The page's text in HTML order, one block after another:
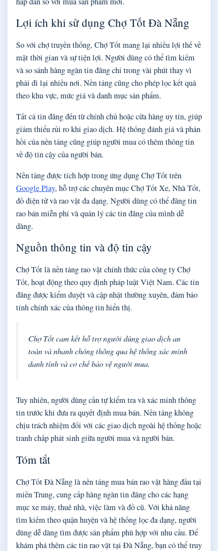
Lợi ích khi sử dụng Chợ Tốt Đà Nẵng
So với chợ truyền thống, Chợ Tốt mang lại nhiều lợi thế về
mặt thời gian và sự tiện lợi. Người dùng có thể tìm kiếm
và so sánh hàng ngàn tin đăng chỉ trong vài phút thay vì
phải đi lại nhiều nơi. Nền tảng cũng cho phép lọc kết quả
theo khu vực, mức giá và danh mục sản phẩm.
Tất cả tin đăng đến từ chính chủ hoặc cửa hàng uy tín, giúp
giảm thiểu rủi ro khi giao dịch. Hệ thống đánh giá và phản
hồi của nền tảng cũng giúp người mua có thêm thông tin
về độ tin cậy của người bán.
Nền tảng được tích hợp trong ứng dụng Chợ Tốt trên
Google Play, hỗ trợ các chuyên mục Chợ Tốt Xe, Nhà Tốt,
đồ điện tử và rao vặt đa dạng. Người dùng có thể đăng tin
rao bán miễn phí và quản lý các tin đăng của mình dễ
dàng.
Nguồn thông tin và độ tin cậy
Chợ Tốt là nền tảng rao vặt chính thức của công ty Chợ
Tốt, hoạt động theo quy định pháp luật Việt Nam. Các tin
đăng được kiểm duyệt và cập nhật thường xuyên, đảm bảo
tính chính xác của thông tin hiển thị.
Chợ Tốt cam kết hỗ trợ người dùng giao dịch an
toàn và nhanh chóng thông qua hệ thống xác minh
danh tính và cơ chế bảo vệ người mua.
Tuy nhiên, người dùng cần tự kiểm tra và xác minh thông
tin trước khi đưa ra quyết định mua bán. Nền tảng không
chịu trách nhiệm đối với các giao dịch ngoài hệ thống hoặc
tranh chấp phát sinh giữa người mua và người bán.
Tóm tắt
Chợ Tốt Đà Nẵng là nền tảng mua bán rao vặt hàng đầu tại
miền Trung, cung cấp hàng ngàn tin đăng cho các hạng
mục xe máy, thuê nhà, việc làm và đồ cũ. Với khả năng
tìm kiếm theo quận huyện và hệ thống lọc đa dạng, người
dùng dễ dàng tìm được sản phẩm phù hợp với nhu cầu. Để
khám phá thêm các tin rao vặt tại Đà Nẵng, bạn có thể truy